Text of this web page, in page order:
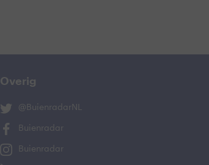
Overig
@BuienradarNL
Buienradar
Buienradar